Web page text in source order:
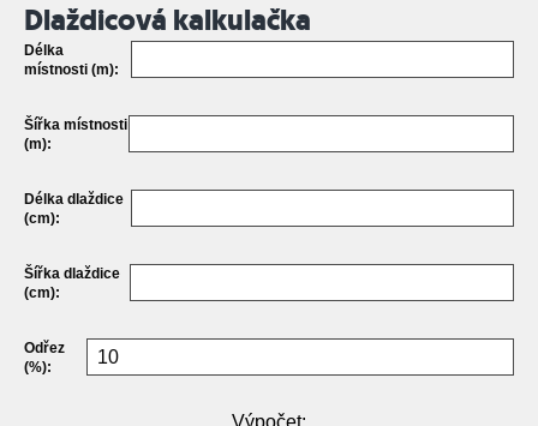
Dlaždicová kalkulačka
Délka
místnosti (m):
Šířka místnosti
(m):
Délka dlaždice
(cm):
Šířka dlaždice
(cm):
Odřez
(%):
Výpočet: